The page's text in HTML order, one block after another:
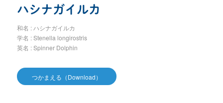
ハシナガイルカ
和名 : ハシナガイルカ
学名 : Stenella longirostris
英名 : Spinner Dolphin
つかまえる（Download）